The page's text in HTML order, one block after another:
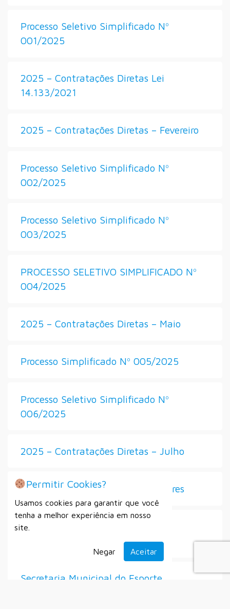
Processo Seletivo Simplificado Nº
001/2025
2025 – Contratações Diretas Lei
14.133/2021
2025 – Contratações Diretas – Fevereiro
Processo Seletivo Simplificado Nº
002/2025
Processo Seletivo Simplificado Nº
003/2025
PROCESSO SELETIVO SIMPLIFICADO Nº
004/2025
2025 – Contratações Diretas – Maio
Processo Simplificado Nº 005/2025
Processo Seletivo Simplificado Nº
006/2025
2025 – Contratações Diretas – Julho
Seleção de Diretores e Vice-Diretores
Processo Seletivo Simplificado Nº
Secretaria Municipal do Esporte
Permitir Cookies?
Usamos cookies para garantir que você
tenha a melhor experiência em nosso
site.
Negar Aceitar